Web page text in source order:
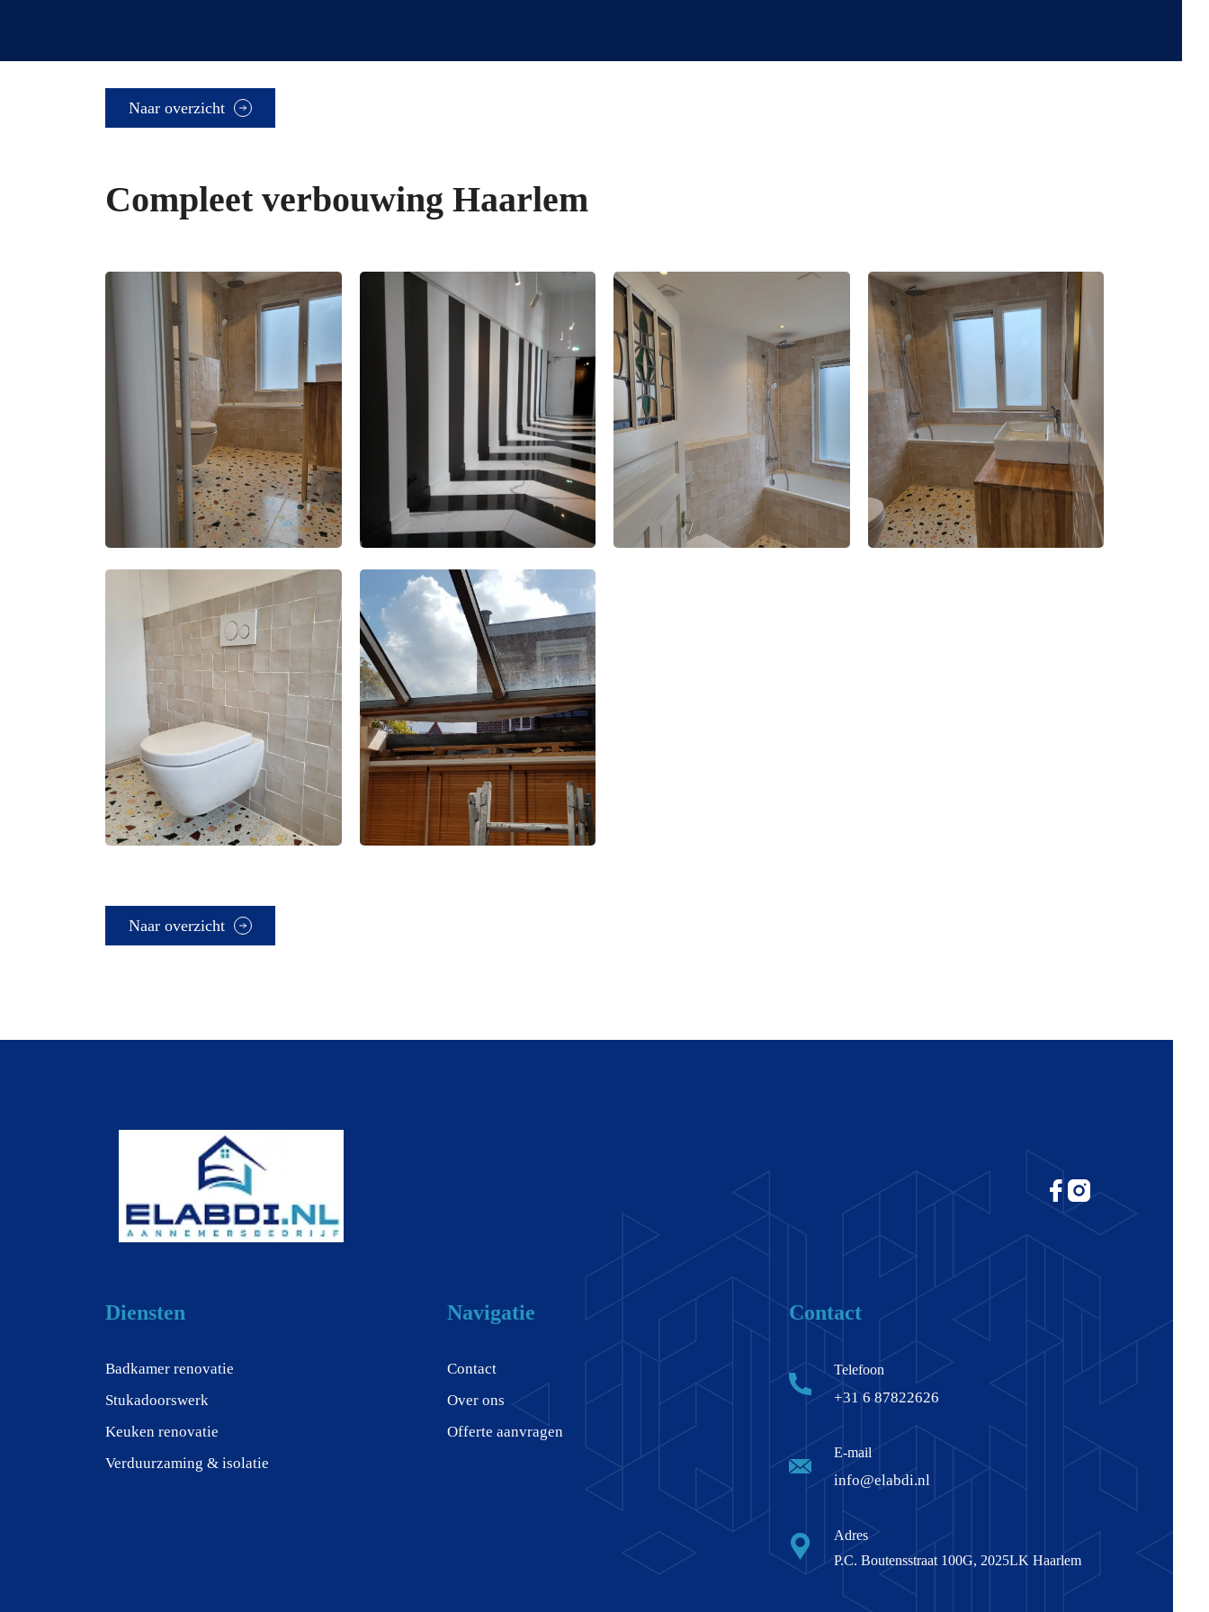
Naar overzicht
Compleet verbouwing Haarlem
Naar overzicht
Diensten
Badkamer renovatie
Stukadoorswerk
Keuken renovatie
Verduurzaming & isolatie
Navigatie
Contact
Over ons
Offerte aanvragen
Contact
Telefoon
+31 6 87822626
E-mail
info@elabdi.nl
Adres
P.C. Boutensstraat 100G, 2025LK Haarlem